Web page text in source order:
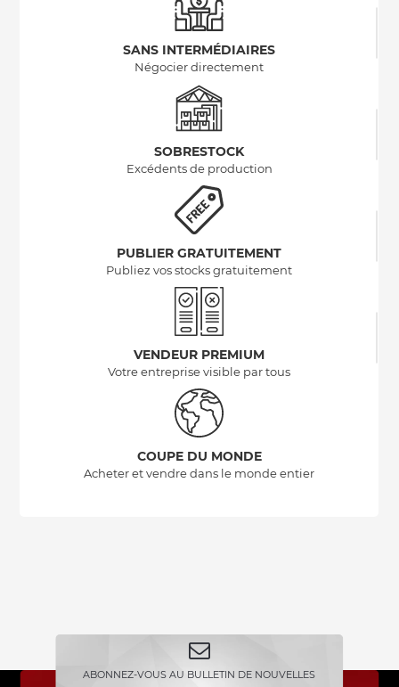
SANS INTERMÉDIAIRES
Négocier directement
SOBRESTOCK
Excédents de production
PUBLIER GRATUITEMENT
Publiez vos stocks gratuitement
VENDEUR PREMIUM
Votre entreprise visible par tous
COUPE DU MONDE
Acheter et vendre dans le monde entier
ABONNEZ-VOUS AU BULLETIN DE NOUVELLES